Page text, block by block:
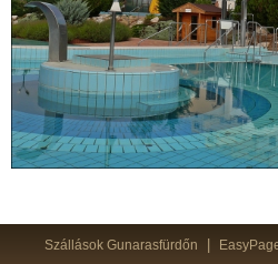
Szállások Gunarasfürdőn |